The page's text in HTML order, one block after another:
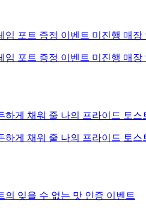
임 포트 증정 이벤트 미진행 매장
임 포트 증정 이벤트 미진행 매장
하게 채워 줄 나의 프라이드 토스
하게 채워 줄 나의 프라이드 토스
의 잊을 수 없는 맛 인증 이벤트